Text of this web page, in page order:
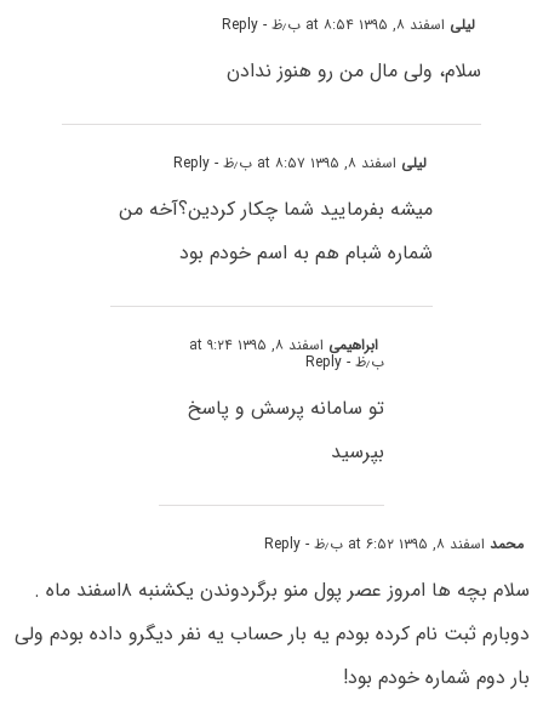
لیلی اسفند ۸, ۱۳۹۵ at ۸:۵۴ ب٫ظ - Reply
سلام، ولی مال من رو هنوز ندادن
لیلی اسفند ۸, ۱۳۹۵ at ۸:۵۷ ب٫ظ - Reply
میشه بفرمایید شما چکار کردین؟آخه من
شماره شبام هم به اسم خودم بود
ابراهیمی اسفند ۸, ۱۳۹۵ at ۹:۲۴
ب٫ظ - Reply
تو سامانه پرسش و پاسخ
بپرسید
محمداسفند ۸, ۱۳۹۵ at ۶:۵۲ ب٫ظ - Reply
سلام بچه ها امروز عصر پول منو برگردوندن یکشنبه ۸اسفند ماه .
دوبارم ثبت نام کرده بودم یه بار حساب یه نفر دیگرو داده بودم ولی
بار دوم شماره خودم بود!